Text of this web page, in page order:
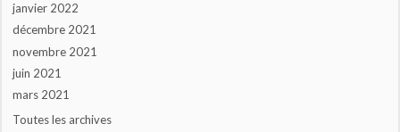
janvier 2022
décembre 2021
novembre 2021
juin 2021
mars 2021
Toutes les archives